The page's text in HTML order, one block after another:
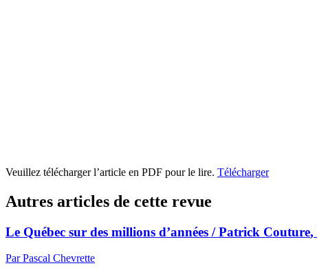
Veuillez télécharger l’article en PDF pour le lire. Télécharger
Autres articles de cette revue
Le Québec sur des millions d’années /Patrick Couture,
Par Pascal Chevrette